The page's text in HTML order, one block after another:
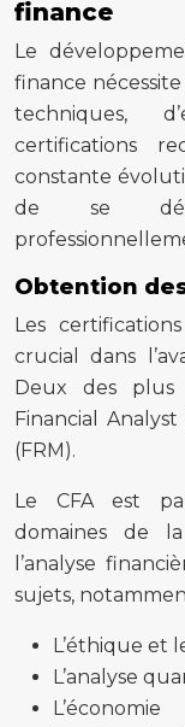
finance
Le
finance
techniques,
certifications
constante
de se
Obtention
Les
crucial dans
Deux des plus
Financial
(FRM).
Le CFA est
domaines de
l’analyse
sujets,
L’éthique et
L’analyse
L’économie